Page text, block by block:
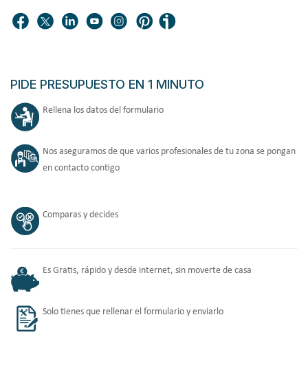
PIDE PRESUPUESTO EN 1 MINUTO
Rellena los datos del formulario
Nos aseguramos de que varios profesionales de tu zona se pongan
en contacto contigo
Comparas y decides
Es Gratis, rápido y desde internet, sin moverte de casa
Solo tienes que rellenar el formulario y enviarlo